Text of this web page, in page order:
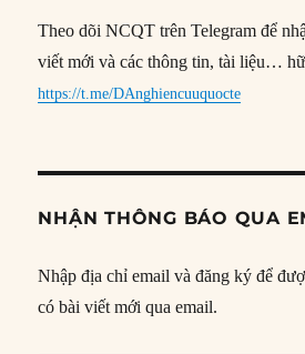
Theo dõi NCQT trên Telegram để
viết mới và các thông tin, tài liệu…
https://t.me/DAnghiencuuquocte
NHẬN THÔNG BÁO QUA
Nhập địa chỉ email và đăng ký để
có bài viết mới qua email.